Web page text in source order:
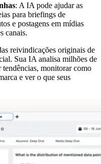
: A IA pode ajudar as
para briefings de
e postagens em mídias
canais.
reivindicações originais de
Sua IA analisa milhões de
monitorar como
e ver o que seus